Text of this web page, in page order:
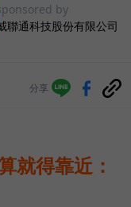
by
聯通科技股份有限公司
分享
就得靠近：